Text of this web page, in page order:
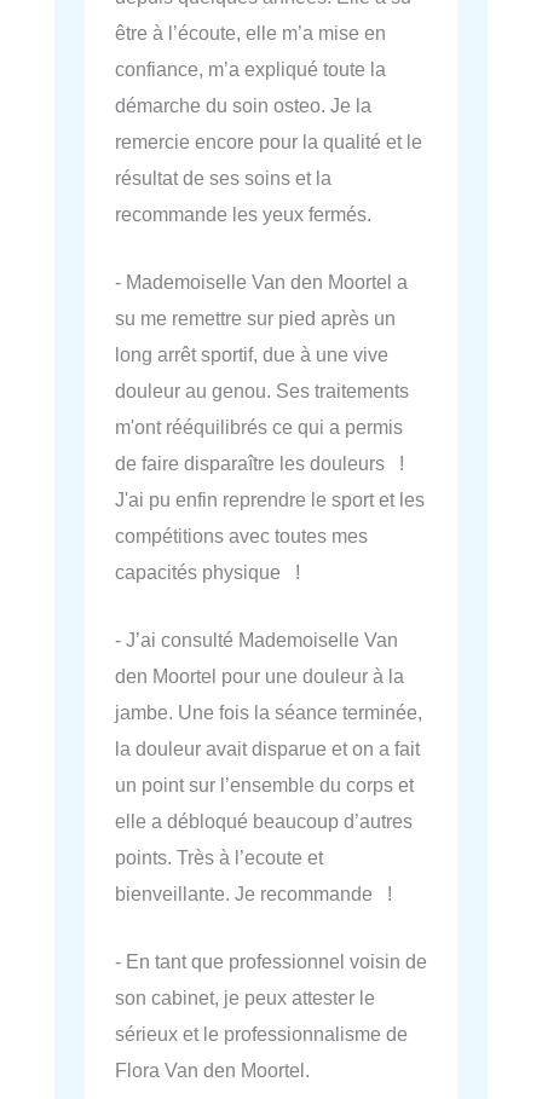
être à l’écoute, elle m’a mise en
confiance, m’a expliqué toute la
démarche du soin osteo. Je la
remercie encore pour la qualité et le
résultat de ses soins et la
recommande les yeux fermés.
- Mademoiselle Van den Moortel a
su me remettre sur pied après un
long arrêt sportif, due à une vive
douleur au genou. Ses traitements
m'ont rééquilibrés ce qui a permis
de faire disparaître les douleurs !
J'ai pu enfin reprendre le sport et les
compétitions avec toutes mes
capacités physique !
- J’ai consulté Mademoiselle Van
den Moortel pour une douleur à la
jambe. Une fois la séance terminée,
la douleur avait disparue et on a fait
un point sur l’ensemble du corps et
elle a débloqué beaucoup d’autres
points. Très à l’ecoute et
bienveillante. Je recommande !
- En tant que professionnel voisin de
son cabinet, je peux attester le
sérieux et le professionnalisme de
Flora Van den Moortel.